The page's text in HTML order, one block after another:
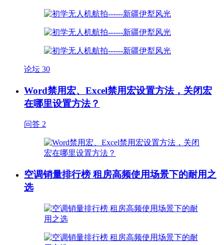
论坛 30
Word禁用宏、Excel禁用宏设置方法，关闭宏
在哪里设置方法？
问答 2
空调销量排行榜 租房高频使用场景下的耐用之
选